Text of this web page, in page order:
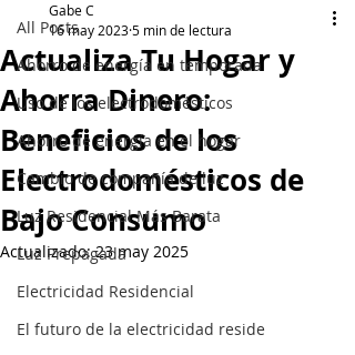
All Posts
Ahorro de energía en temporada
Uso de los electrodomésticos
Ahorro de energía en el hogar
Cambio de compañía de luz
Luz Residencial Más Barata
Luz Prepagada
Electricidad Residencial
El futuro de la electricidad reside
Actualiza Tu Hogar y
Ahorra Dinero:
Beneficios de los
Electrodomésticos de
Bajo Consumo
Gabe C
16 may 20235 min de lectura
Actualizado:23 may 2025